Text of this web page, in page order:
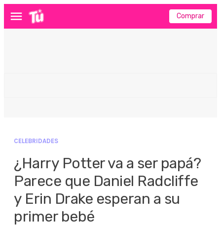
Menú Comprar
CELEBRIDADES
¿Harry Potter va a ser papá?
Parece que Daniel Radcliffe
y Erin Drake esperan a su
primer bebé